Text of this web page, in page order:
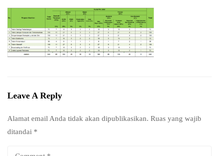
Leave A Reply
Alamat email Anda tidak akan dipublikasikan. Ruas yang wajib
ditandai *